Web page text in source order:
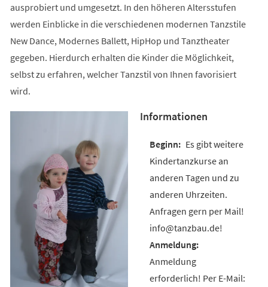
ausprobiert und umgesetzt. In den höheren Altersstufen
werden Einblicke in die verschiedenen modernen Tanzstile
New Dance, Modernes Ballett, HipHop und Tanztheater
gegeben. Hierdurch erhalten die Kinder die Möglichkeit,
selbst zu erfahren, welcher Tanzstil von Ihnen favorisiert
wird.
Informationen
Es gibt weitere
Kindertanzkurse an
anderen Tagen und zu
anderen Uhrzeiten.
Anfragen gern per Mail!
info@tanzbau.de!
Anmeldung
erforderlich! Per E-Mail: